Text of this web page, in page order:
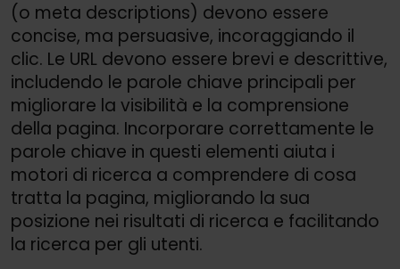
(o meta descriptions) devono essere
concise, ma persuasive, incoraggiando il
clic. Le URL devono essere brevi e descrittive,
includendo le parole chiave principali per
migliorare la visibilità e la comprensione
della pagina. Incorporare correttamente le
parole chiave in questi elementi aiuta i
motori di ricerca a comprendere di cosa
tratta la pagina, migliorando la sua
posizione nei risultati di ricerca e facilitando
la ricerca per gli utenti.